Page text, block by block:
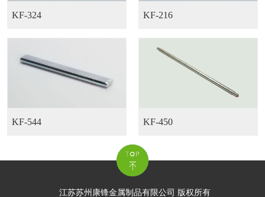
KF-324 KF-216
KF-544 KF-450
江苏苏州康锋金属制品有限公司 版权所有